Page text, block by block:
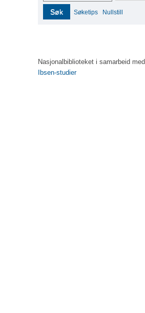
Søk Søketips Nullstill
Nasjonalbiblioteket i samarbeid med
Ibsen-studier